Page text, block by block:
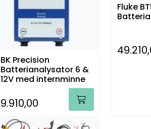
BK Precision
Batterianalysator 6 &
12V med internminne
9.910,00
Fluke